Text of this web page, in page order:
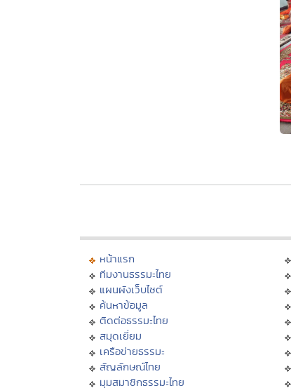
หน้าแรก
ทีมงานธรรมะไทย
แผนผังเว็บไซต์
ค้นหาข้อมูล
ติดต่อธรรมะไทย
สมุดเยี่ยม
เครือข่ายธรรมะ
สัญลักษณ์ไทย
มุมสมาชิกธรรมะไทย